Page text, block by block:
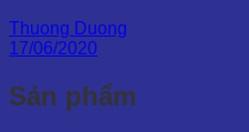
Thuong Duong
17/06/2020
Sản phẩm